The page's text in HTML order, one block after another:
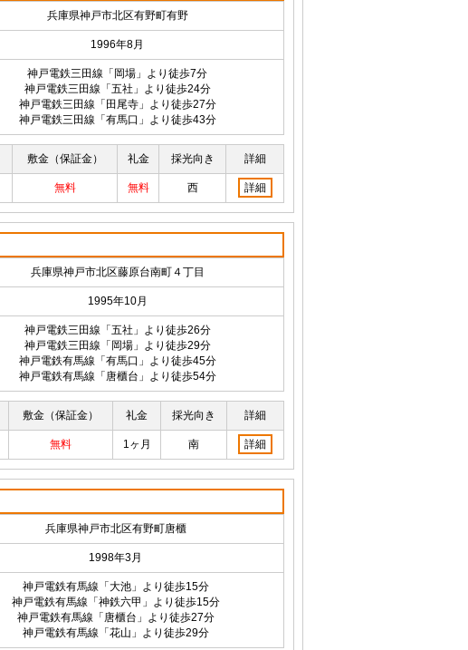
兵庫県神戸市北区有野町有野
1996年8月
神戸電鉄三田線「岡場」より徒歩7分
神戸電鉄三田線「五社」より徒歩24分
神戸電鉄三田線「田尾寺」より徒歩27分
神戸電鉄三田線「有馬口」より徒歩43分
敷金（保証金） 礼金 採光向き 詳細
無料 無料 西 詳細
兵庫県神戸市北区藤原台南町４丁目
1995年10月
神戸電鉄三田線「五社」より徒歩26分
神戸電鉄三田線「岡場」より徒歩29分
神戸電鉄有馬線「有馬口」より徒歩45分
神戸電鉄有馬線「唐櫃台」より徒歩54分
敷金（保証金） 礼金 採光向き 詳細
無料 1ヶ月 南 詳細
兵庫県神戸市北区有野町唐櫃
1998年3月
神戸電鉄有馬線「大池」より徒歩15分
神戸電鉄有馬線「神鉄六甲」より徒歩15分
神戸電鉄有馬線「唐櫃台」より徒歩27分
神戸電鉄有馬線「花山」より徒歩29分